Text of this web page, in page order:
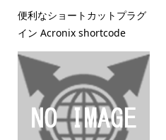
便利なショートカットプラグ
イン Acronix shortcode